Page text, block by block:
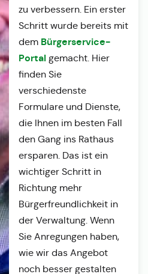
zu verbessern. Ein erster
Schritt wurde bereits mit
dem Bürgerservice-
Portalgemacht. Hier
finden Sie
verschiedenste
Formulare und Dienste,
die Ihnen im besten Fall
den Gang ins Rathaus
ersparen. Das ist ein
wichtiger Schritt in
Richtung mehr
Bürgerfreundlichkeit in
der Verwaltung. Wenn
Sie Anregungen haben,
wie wir das Angebot
noch besser gestalten